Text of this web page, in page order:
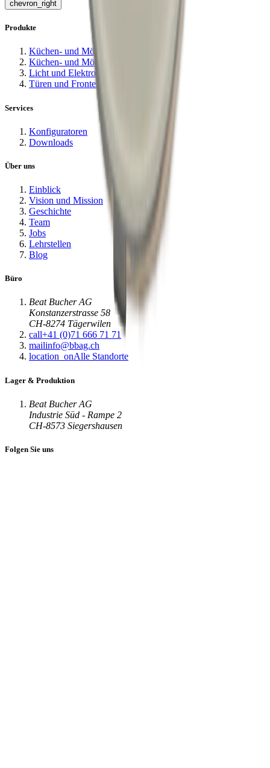
chevron_right
Produkte
Küchen- und Möbelausstattungen
Küchen- und Möbelbeschläge
Licht und Elektro
Türen und Fronten
Services
Konfiguratoren
Downloads
Über uns
Einblick
Vision und Mission
Geschichte
Team
Jobs
Lehrstellen
Blog
Büro
Beat Bucher AG
Konstanzerstrasse 58
CH-8274 Tägerwilen
call+41 (0)71 666 71 71
mailinfo@bbag.ch
location_onAlle Standorte
Lager & Produktion
Beat Bucher AG
Industrie Süd - Rampe 2
CH-8573 Siegershausen
Folgen Sie uns